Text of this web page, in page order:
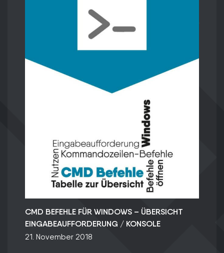
CMD BEFEHLE FÜR WINDOWS – ÜBERSICHT
EINGABEAUFFORDERUNG / KONSOLE
21. November 2018